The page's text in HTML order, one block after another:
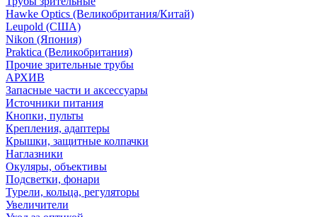
Hawke Optics (Великобритания/Китай)
Leupold (США)
Nikon (Япония)
Praktica (Великобритания)
Прочие зрительные трубы
АРХИВ
Запасные части и аксессуары
Источники питания
Кнопки, пульты
Крепления, адаптеры
Крышки, защитные колпачки
Наглазники
Окуляры, объективы
Подсветки, фонари
Турели, кольца, регуляторы
Увеличители